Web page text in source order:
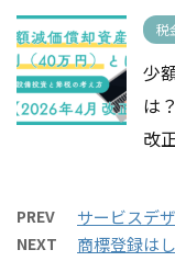
税
少
は
改
PREV サービスデ
NEXT 商標登録は